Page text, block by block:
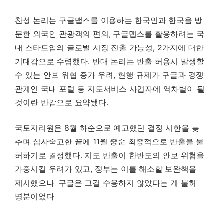
찬성 논리는 구글맵스를 이용하는 한국인과 한국을 방
문한 외국인 관광객의 편의, 구글맵스를 활용하려는 국
내 스타트업의 글로벌 시장 진출 가능성, 2가지에 대한
기대감으로 수렴했다. 반대 논리는 반출 허용시 발생할
수 있는 안보 위협 증가 우려, 현행 규제가 구글과 경쟁
관계인 국내 포털 등 지도서비스 사업자에 역차별이 될
것이란 반감으로 요약됐다.
국토지리원은 8월 하순으로 예고했던 결정 시한을 늦
추며 심사숙고한 끝에 11월 중순 최종적으로 반출을 불
허하기로 결정했다. 지도 반출이 한반도의 안보 위협을
가중시킬 우려가 있고, 정부는 이를 해소할 보완책을
제시했으나, 구글은 그걸 수용하지 않았다는 게 불허
명분이었다.